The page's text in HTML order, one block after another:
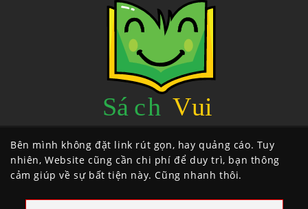
Bên mình không đặt link rút gọn, hay quảng cáo. Tuy
nhiên, Website cũng cần chi phí để duy trì, bạn thông
cảm giúp về sự bất tiện này. Cũng nhanh thôi.